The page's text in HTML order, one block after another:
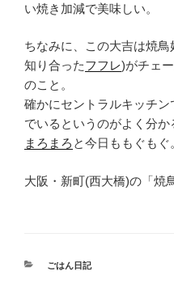
い焼き加減で美味しい。
ちなみに、この大吉は焼鳥
知り合ったフフレ)がチェ
のこと。
確かにセントラルキッチ
でいるというのがよく分か
まろまろ と今日ももぐもぐ
大阪・新町(西大橋)の「焼
カ
ごはん日記